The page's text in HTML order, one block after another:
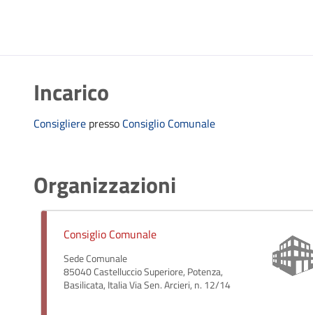
Incarico
Consigliere presso Consiglio Comunale
Organizzazioni
Consiglio Comunale
Sede Comunale
85040 Castelluccio Superiore, Potenza,
Basilicata, Italia Via Sen. Arcieri, n. 12/14